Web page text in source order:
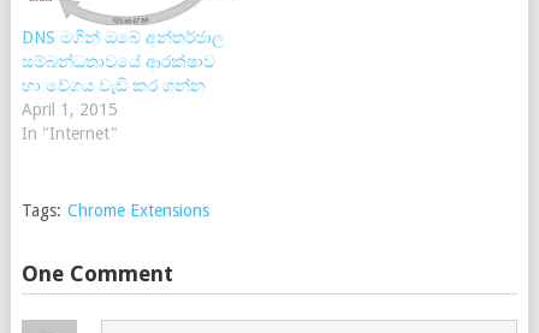
DNS මගින් ඔබේ අන්තර්ජාල
සම්බන්ධතාවයේ ආරක්ෂාව
හා වේගය වැඩි කර ගන්න
April 1, 2015
In "Internet"
Tags: Chrome Extensions
One Comment